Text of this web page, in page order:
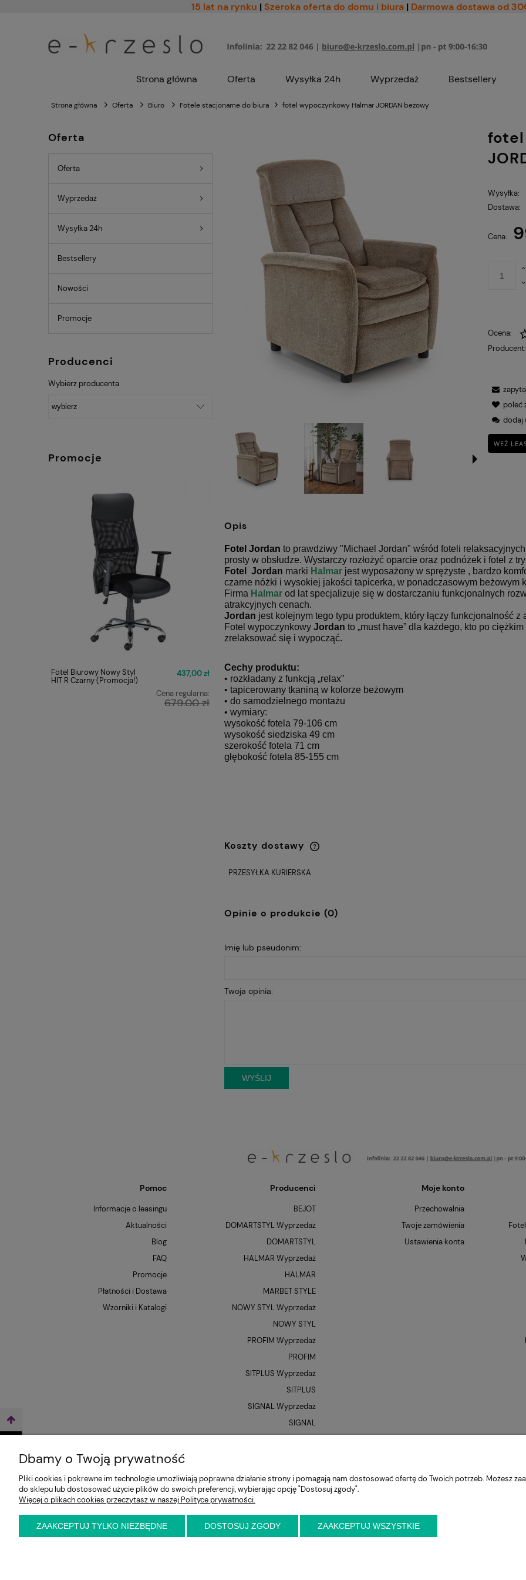
15 lat na rynku | Szeroka oferta do domu i biura | Darmowa dostawa od
Strona główna Oferta Wysyłka 24h Wyprzedaż Bestsellery
Strona główna Oferta Biuro Fotele stacjonarne do biura fotel wypoczynkowy Halmar JORDAN beżowy
Oferta
Oferta
Wyprzedaż
Wysyłka 24h
Bestsellery
Nowości
Promocje
Producenci
Wybierz producenta
Promocje
Fotel Biurowy Nowy Styl
HIT R Czarny (Promocja!)
437,00 zł
Cena regularna:
679,00 zł
Fotel Obrotowy Sitplus
ERGON 2 HB
Cena regularna:
1 250,00 zł
Wysyłka:
Dostawa:
Cena nie zawiera
Cena:
Ocena:
Producent:
poleć
dodaj
WEŹ
Opis
Fotel Jordan to prawdziwy "Michael Jordan" wśród foteli
prosty w obsłudze. Wystarczy rozłożyć oparcie oraz podnóżek i fotel z
Fotel Jordan marki Halmar jest wyposażony w sprężyste , bardzo
czarne nóżki i wysokiej jakości tapicerka, w ponadczasowym beżowym
Firma Halmar od lat specjalizuje się w dostarczaniu funkcjonalnych
atrakcyjnych cenach.
Jordan jest kolejnym tego typu produktem, który łączy funkcjonalność
Fotel wypoczynkowy Jordan to „must have” dla każdego, kto po
zrelaksować się i wypocząć.
Cechy produktu:
• rozkładany z funkcją „relax”
• tapicerowany tkaniną w kolorze beżowym
• do samodzielnego montażu
• wymiary:
wysokość fotela 79-106 cm
wysokość siedziska 49 cm
szerokość fotela 71 cm
głębokość fotela 85-155 cm
Koszty dostawy
PRZESYŁKA KURIERSKA
Opinie o produkcie (0)
Imię lub pseudonim:
Twoja opinia:
WYŚLIJ
Pomoc
Informacje o leasingu
Aktualności
Blog
FAQ
Promocje
Płatności i Dostawa
Wzorniki i Katalogi
Producenci
BEJOT
DOMARTSTYL Wyprzedaż
DOMARTSTYL
HALMAR Wyprzedaż
HALMAR
MARBET STYLE
NOWY STYL Wyprzedaż
NOWY STYL
PROFIM Wyprzedaż
PROFIM
SITPLUS Wyprzedaż
SITPLUS
SIGNAL Wyprzedaż
SIGNAL
Moje konto
Przechowalnia
Twoje zamówienia
Ustawienia konta
E-KRZESŁO Biuro handlowe (bez ekspozycji). Prosimy o wcześniejszy kontakt przed wizytą ul. Cynamonowa 2,
krzeslo.com.pl
Dbamy o Twoją prywatność
Pliki cookies i pokrewne im technologie umożliwiają poprawne działanie strony i pomagają nam dostosować ofertę do Twoich potrzeb. Możesz
do sklepu lub dostosować użycie plików do swoich preferencji, wybierając opcję "Dostosuj zgody".
Więcej o plikach cookies przeczytasz w naszej Polityce prywatności.
ZAAKCEPTUJ TYLKO NIEZBĘDNE DOSTOSUJ ZGODY ZAAKCEPTUJ WSZYSTKIE